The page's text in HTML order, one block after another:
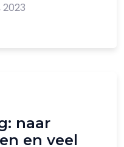
naar
en veel